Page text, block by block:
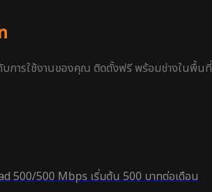
การใช้งานของคุณ ติดตั้งฟรี พร้อมช่างในพื้นที่
500/500 Mbps เริ่มต้น 500 บาทต่อเดือน